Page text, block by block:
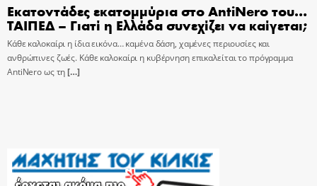
Εκατοντάδες εκατομμύρια στο AntiNero του…
ΤΑΙΠΕΔ – Γιατί η Ελλάδα συνεχίζει να καίγεται;
Κάθε καλοκαίρι η ίδια εικόνα… καμένα δάση, χαμένες περιουσίες και
ανθρώπινες ζωές. Κάθε καλοκαίρι η κυβέρνηση επικαλείται το πρόγραμμα
AntiNero ως τη[…]